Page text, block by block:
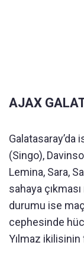
AJAX
Galatasaray’da
(Singo),
Lemina, Sara,
sahaya
durumu ise
cephesinde
Yılmaz